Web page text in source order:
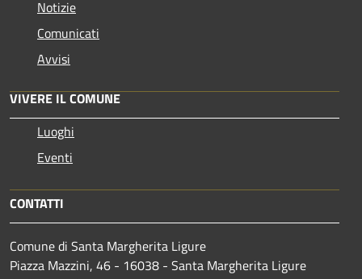
Notizie
Comunicati
Avvisi
VIVERE IL COMUNE
Luoghi
Eventi
CONTATTI
Comune di Santa Margherita Ligure
Piazza Mazzini, 46 - 16038 - Santa Margherita Ligure